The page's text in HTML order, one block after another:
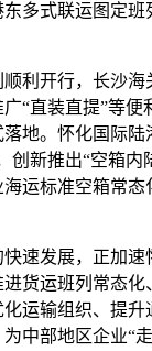
东多式联运图定
开行，长沙海
“直装直提”等便
地。怀化国际陆
创新推出“空箱内
运标准空箱常态
发展，正加速
货运班列常态
运输组织、提
中部地区企业“